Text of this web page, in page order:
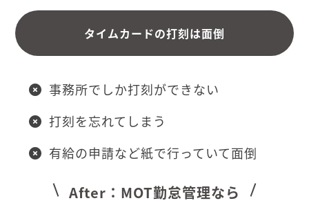
タイムカードの打刻は面倒
事務所でしか打刻ができない
打刻を忘れてしまう
有給の申請など紙で行っていて面倒
After：MOT勤怠管理なら